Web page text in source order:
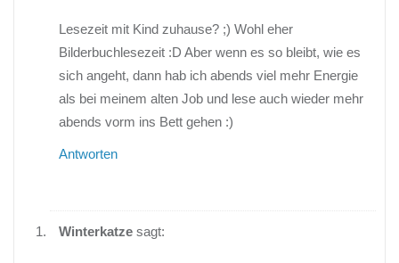
Lesezeit mit Kind zuhause? ;) Wohl eher
Bilderbuchlesezeit :D Aber wenn es so bleibt, wie es
sich angeht, dann hab ich abends viel mehr Energie
als bei meinem alten Job und lese auch wieder mehr
abends vorm ins Bett gehen :)
Antworten
Winterkatze sagt: